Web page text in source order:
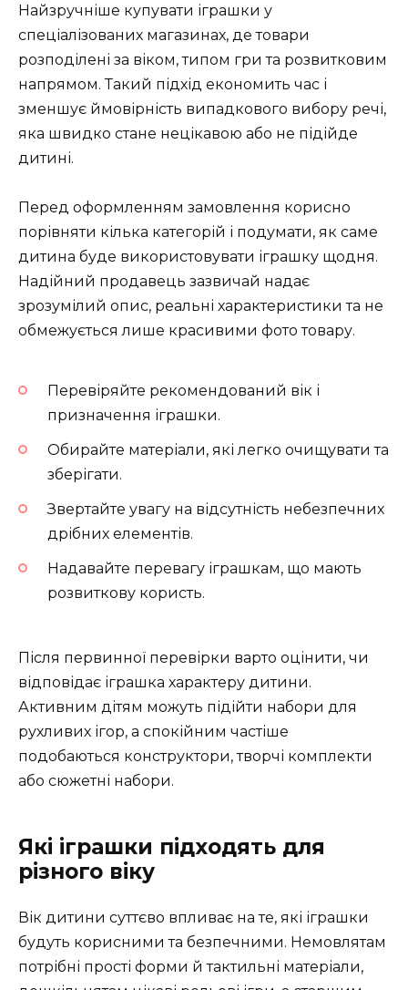
Найзручніше купувати іграшки у
спеціалізованих магазинах, де товари
розподілені за віком, типом гри та розвитковим
напрямом. Такий підхід економить час і
зменшує ймовірність випадкового вибору речі,
яка швидко стане нецікавою або не підійде
дитині.
Перед оформленням замовлення корисно
порівняти кілька категорій і подумати, як саме
дитина буде використовувати іграшку щодня.
Надійний продавець зазвичай надає
зрозумілий опис, реальні характеристики та не
обмежується лише красивими фото товару.
Перевіряйте рекомендований вік і
призначення іграшки.
Обирайте матеріали, які легко очищувати та
зберігати.
Звертайте увагу на відсутність небезпечних
дрібних елементів.
Надавайте перевагу іграшкам, що мають
розвиткову користь.
Після первинної перевірки варто оцінити, чи
відповідає іграшка характеру дитини.
Активним дітям можуть підійти набори для
рухливих ігор, а спокійним частіше
подобаються конструктори, творчі комплекти
або сюжетні набори.
Які іграшки підходять для
різного віку
Вік дитини суттєво впливає на те, які іграшки
будуть корисними та безпечними. Немовлятам
потрібні прості форми й тактильні матеріали,